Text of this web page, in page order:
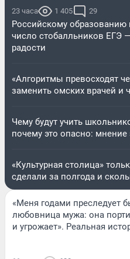
23 часа 1 405 29
Российскому образованию
число стобалльников ЕГЭ
радости
«Алгоритмы превосходят
заменить омских врачей и
Чему будут учить
почему это опасно: мнение
«Культурная столица»
сделали за полгода и
«Меня годами преследует
любовница мужа: она
и угрожает». Реальная